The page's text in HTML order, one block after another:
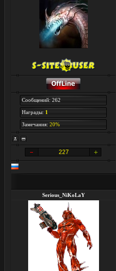
Сообщений: 262
Награды: 1
Замечания: 20%
227
Serious_NiKoLaY